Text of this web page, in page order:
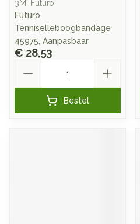
3M, Futuro
Futuro
Tenniselleboogbandage
45975, Aanpasbaar
€ 28,53
Bestel